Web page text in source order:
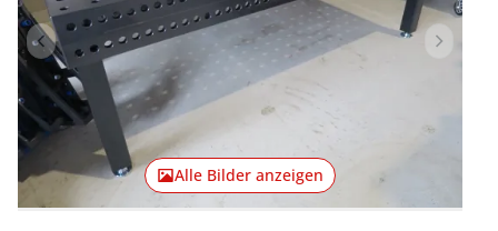
Vorheriger Artikel
Alle Bilder anzeigen